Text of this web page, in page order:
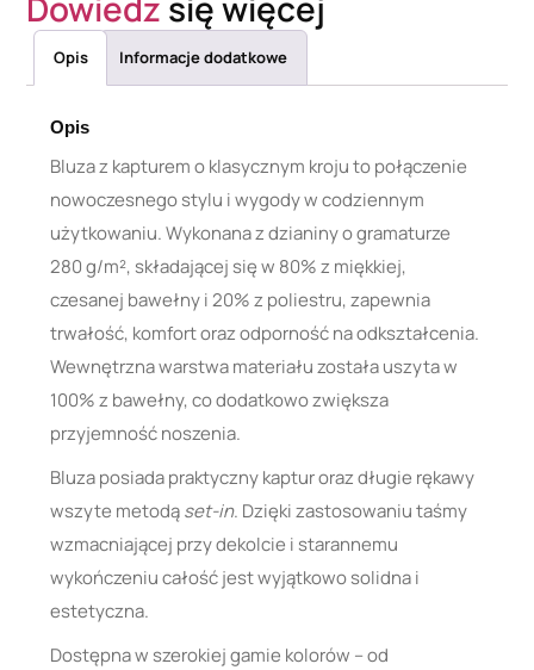
Opis Informacje dodatkowe
Opis
Bluza z kapturem o klasycznym kroju to połączenie
nowoczesnego stylu i wygody w codziennym
użytkowaniu. Wykonana z dzianiny o gramaturze
280 g/m², składającej się w 80% z miękkiej,
czesanej bawełny i 20% z poliestru, zapewnia
trwałość, komfort oraz odporność na odkształcenia.
Wewnętrzna warstwa materiału została uszyta w
100% z bawełny, co dodatkowo zwiększa
przyjemność noszenia.
Bluza posiada praktyczny kaptur oraz długie rękawy
wszyte metodąset-in. Dzięki zastosowaniu taśmy
wzmacniającej przy dekolcie i starannemu
wykończeniu całość jest wyjątkowo solidna i
estetyczna.
Dostępna w szerokiej gamie kolorów – od